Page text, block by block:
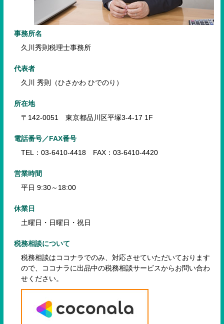
事務所名
久川秀則税理士事務所
代表者
久川 秀則（ひさかわ ひでのり）
所在地
〒142-0051 東京都品川区平塚3-4-17 1F
電話番号／FAX番号
TEL：03-6410-4418 FAX：03-6410-4420
営業時間
平日 9:30～18:00
休業日
土曜日・日曜日・祝日
税務相談について
税務相談はココナラでのみ、対応させていただいております
ので、
ココナラに出品中の税務相談サービスからお問い合わ
せください。